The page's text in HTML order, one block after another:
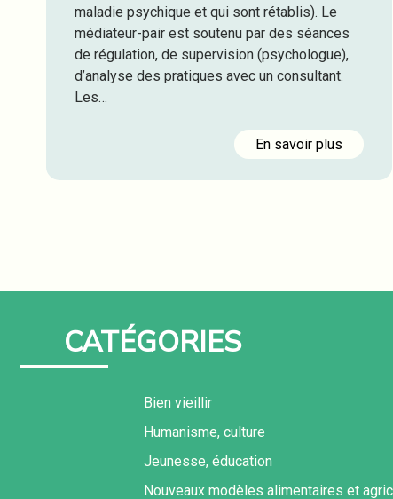
maladie psychique et qui sont rétablis). Le
médiateur-pair est soutenu par des séances
de régulation, de supervision (psychologue),
d’analyse des pratiques avec un consultant.
Les…
En savoir plus
CATÉGORIES
Bien vieillir
Humanisme, culture
Jeunesse, éducation
Nouveaux modèles alimentaires et